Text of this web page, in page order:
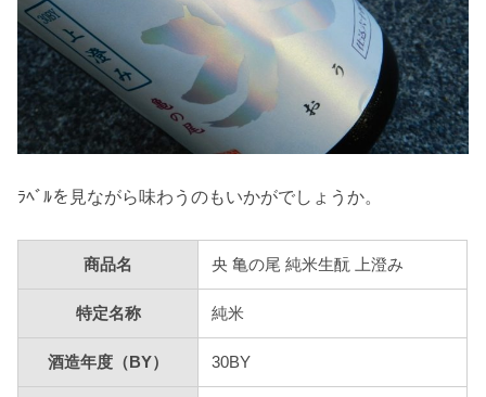
ﾗﾍﾞﾙを見ながら味わうのもいかがでしょうか。
商品名 央 亀の尾 純米生酛 上澄み
特定名称 純米
酒造年度（BY） 30BY